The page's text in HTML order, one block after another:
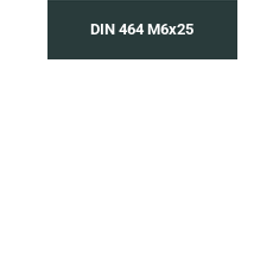
DIN 464 M6x25